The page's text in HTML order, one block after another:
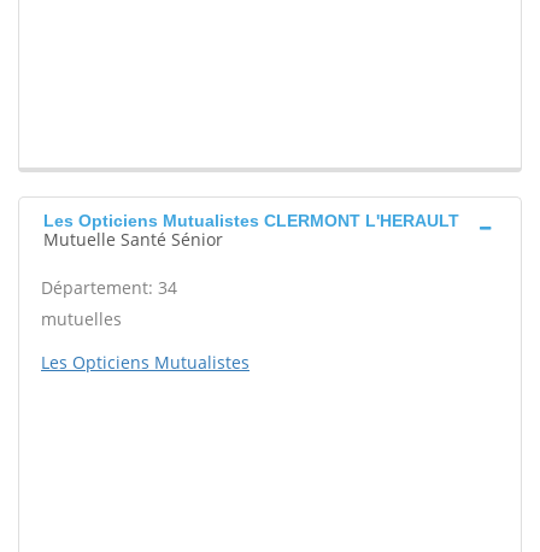
Les Opticiens Mutualistes CLERMONT L'HERAULT
Mutuelle Santé Sénior
Département: 34
mutuelles
Les Opticiens Mutualistes